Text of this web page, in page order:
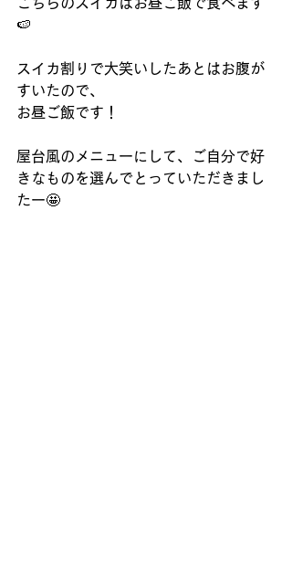
🍉
スイカ割りで大笑いしたあとはお腹が
すいたので、
お昼ご飯です！
屋台風のメニューにして、ご自分で好
きなものを選んでとっていただきまし
たー🤩